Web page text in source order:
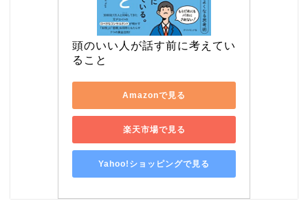
頭のいい人が話す前に考えてい
ること
Amazonで見る
楽天市場で見る
Yahoo!ショッピングで見る